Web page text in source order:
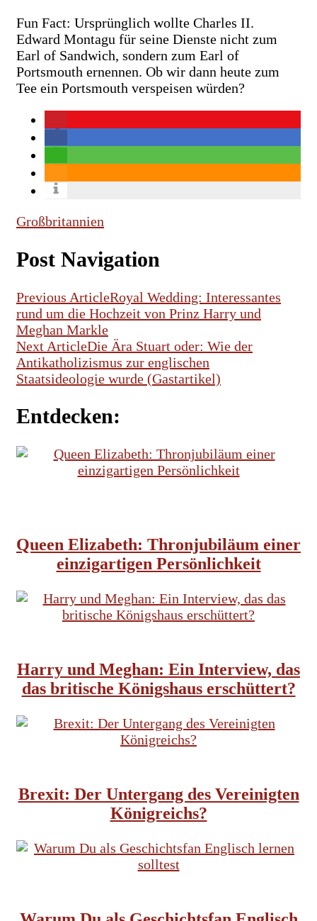
Fun Fact: Ursprünglich wollte Charles II.
Edward Montagu für seine Dienste nicht zum
Earl of Sandwich, sondern zum Earl of
Portsmouth ernennen. Ob wir dann heute zum
Tee ein Portsmouth verspeisen würden?
Großbritannien
Post Navigation
Previous ArticleRoyal Wedding: Interessantes
rund um die Hochzeit von Prinz Harry und
Meghan Markle
Next ArticleDie Ära Stuart oder: Wie der
Antikatholizismus zur englischen
Staatsideologie wurde (Gastartikel)
Entdecken:
Queen Elizabeth: Thronjubiläum einer
einzigartigen Persönlichkeit
Harry und Meghan: Ein Interview, das
das britische Königshaus erschüttert?
Brexit: Der Untergang des Vereinigten
Königreichs?